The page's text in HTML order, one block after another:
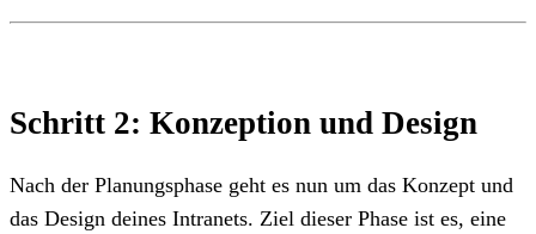
Schritt 2: Konzeption und Design
Nach der Planungsphase geht es nun um das Konzept und
das Design deines Intranets. Ziel dieser Phase ist es, eine